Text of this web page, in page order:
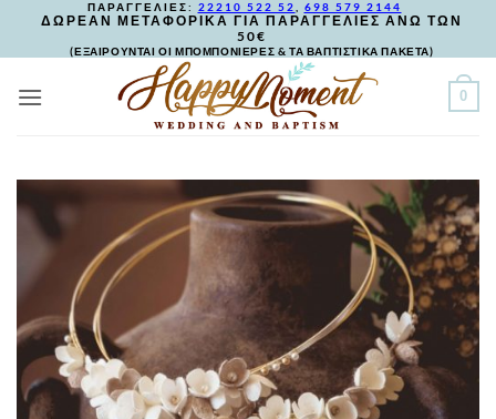
ΠΑΡΑΓΓΕΛΙΕΣ: 22210 522 52 698 579 2144
ΔΩΡΕΑΝ ΜΕΤΑΦΟΡΙΚΑ ΓΙΑ ΠΑΡΑΓΓΕΛΙΕΣ ΑΝΩ ΤΩΝ
50€
(ΕΞΑΙΡΟΥΝΤΑΙ ΟΙ ΜΠΟΜΠΟΝΙΕΡΕΣ & ΤΑ ΒΑΠΤΙΣΤΙΚΑ ΠΑΚΕΤΑ)
0